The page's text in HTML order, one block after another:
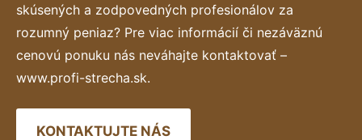
skúsených a zodpovedných profesionálov za
rozumný peniaz? Pre viac informácií či nezáväznú
cenovú ponuku nás neváhajte kontaktovať –
www.profi-strecha.sk.
KONTAKTUJTE NÁS